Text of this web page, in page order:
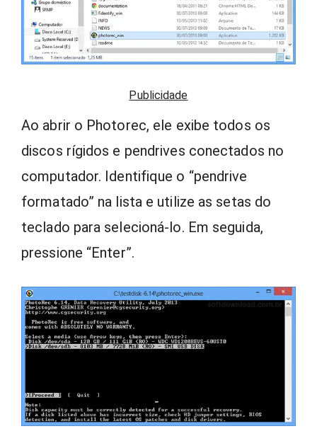
Publicidade
Ao abrir o Photorec, ele exibe todos os
discos rígidos e pendrives conectados no
computador. Identifique o “pendrive
formatado” na lista e utilize as setas do
teclado para selecioná-lo. Em seguida,
pressione “Enter”.